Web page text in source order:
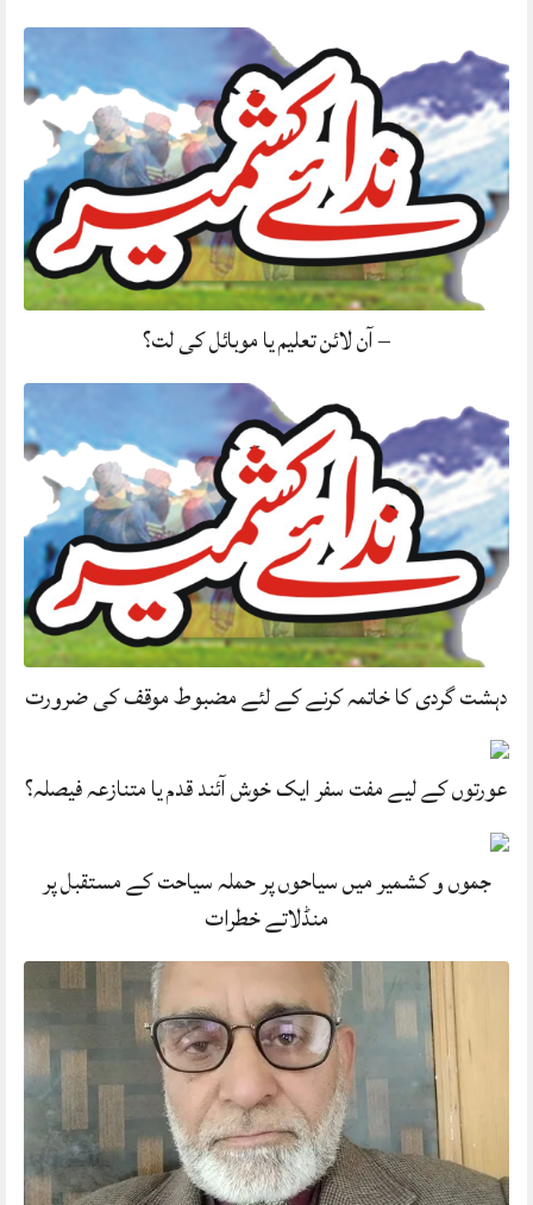
– آن لائن تعلیم یا موبائل کی لت؟
دہشت گردی کا خاتمہ کرنے کے لئے مضبوط موقف کی ضرورت
عورتوں کے لیے مفت سفر ایک خوش آئند قدم یا متنازعہ فیصلہ؟
جموں و کشمیر میں سیاحوں پر حملہ سیاحت کے مستقبل پر
منڈلاتے خطرات